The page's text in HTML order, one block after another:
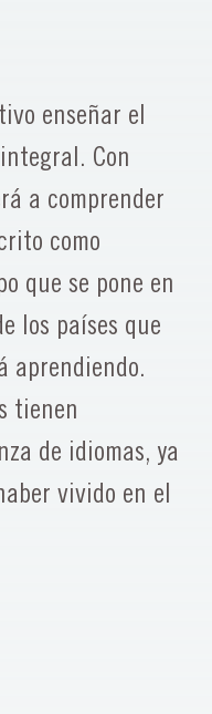
enseñar el
Con
a comprender
como
que se pone en
los países que
aprendiendo.
tienen
de idiomas, ya
vivido en el